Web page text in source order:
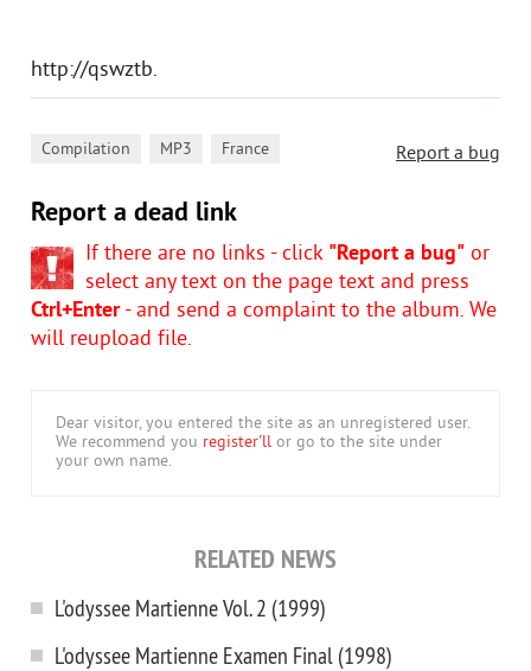
http://qswztb.
Report a bug
Compilation MP3 France
Report a dead link
If there are no links - click "Report a bug" or
select any text on the page text and press
Ctrl+Enter- and send a complaint to the album. We
will reupload file.
Dear visitor, you entered the site as an unregistered user.
We recommend you register'll or go to the site under
your own name.
RELATED NEWS
L'odyssee Martienne Vol. 2 (1999)
L'odyssee Martienne Examen Final (1998)